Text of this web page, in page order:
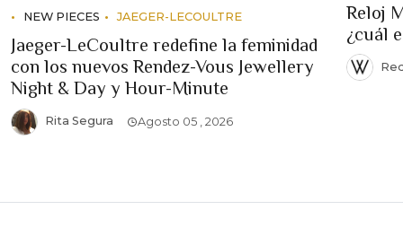
NEW PIECES JAEGER-LECOULTRE
Jaeger-LeCoultre redefine la feminidad
con los nuevos Rendez-Vous Jewellery
Night & Day y Hour-Minute
Rita Segura Agosto 05 , 2026
Reloj
¿cuál